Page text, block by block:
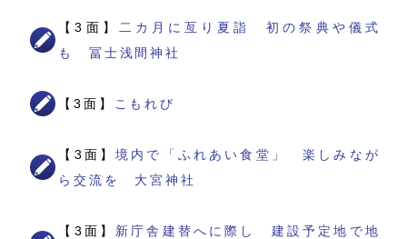
【3面】
二カ月に亙り夏詣 初の祭典や儀式
も 冨士浅間神社
【3面】 こもれび
【3面】境内で「ふれあい食堂」 楽しみなが
ら交流を 大宮神社
【3面】 新庁舎建替へに際し 建設予定地で地